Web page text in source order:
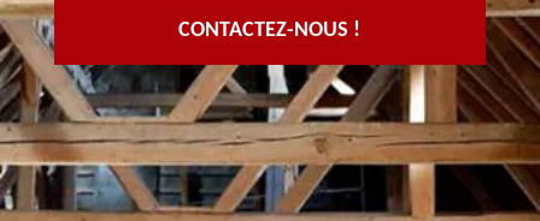
CONTACTEZ-NOUS !